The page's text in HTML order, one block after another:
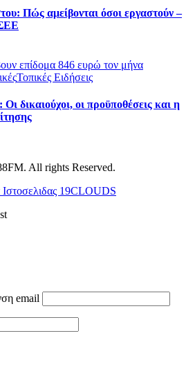
Πώς αμείβονται όσοι εργαστούν –
Τοπικές Ειδήσεις
δικαιούχοι, οι προϋποθέσεις και η
All rights Reserved.
19CLOUDS
email